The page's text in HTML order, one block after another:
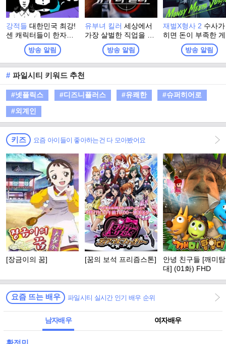
강적들대한민국 최강!
센 캐릭터들이 한자리
에 모였다. 진보한 시사
는 박수받지만 진부한
시사는 외면받는다. 서
로 코드가 맞지 않는 강
적들이 뭉쳤다. 고품격
과 저품격 사이의 아슬
아슬한 시사 쇼 프로그
램
방송 알림
유부녀 킬러 세상에서
가장 살벌한 직업을 가
진, 어느 워킹맘의 고군
분투 워라밸(work & life
balance) 사수기를 그
방송 알림
재벌X형사 2 수사
히면 돈이 부족한
닌지 생각해 보자.
X형사, 진이수가 돌
왔다! 새로운 팀장
사가 펼쳐진다!!
방송 알림
# 파일시티 키워드 추천
#넷플릭스 #디즈니플러스 #유쾌한
#슈퍼히어로
#외계인
키즈 요즘 아이들이 좋아하는건 다 모아봤어요
[장금이의 꿈] [꿈의 보석 프리즘스톤]
안녕 친구들 [깨미
대] (01화) FHD
요즘 뜨는 배우 파일시티 실시간 인기 배우 순위
남자배우 여자배우